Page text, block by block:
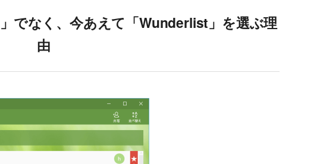
でなく、今あえて「Wunderlist」を選ぶ理
由